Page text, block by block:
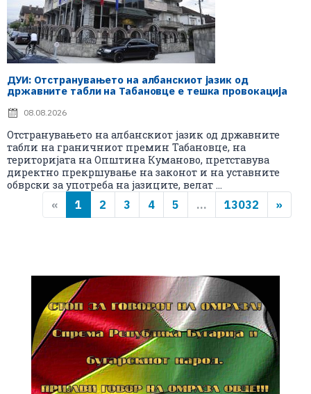
ДУИ: Отстранувањето на албанскиот јазик од
државните табли на Табановце е тешка провокација
08.08.2026
Отстранувањето на албанскиот јазик од државните
табли на граничниот премин Табановце, на
територијата на Општина Куманово, претставува
директно прекршување на законот и на уставните
обврски за употреба на јазиците, велат ...
« 1 2 3 4 5 ... 13032 »